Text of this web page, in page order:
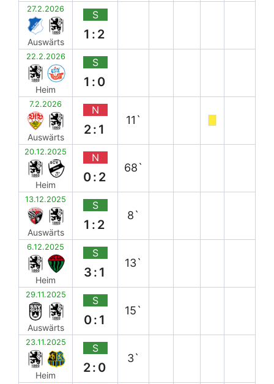
27.2.2026
Auswärts
S
1:2
22.2.2026
Heim
S
1:0
7.2.2026
Auswärts
N
2:1
11`
20.12.2025
Heim
N
0:2
68`
13.12.2025
Auswärts
S
1:2
8`
6.12.2025
Heim
S
3:1
13`
29.11.2025
Auswärts
S
0:1
15`
23.11.2025
Heim
S
2:0
3`